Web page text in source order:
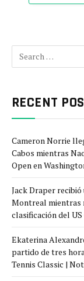
RECENT
Cameron Norrie
Cabos mientras
Open en
Jack Draper
Montreal mientras
clasificación del
Ekaterina
partido de tres
Tennis Classic |